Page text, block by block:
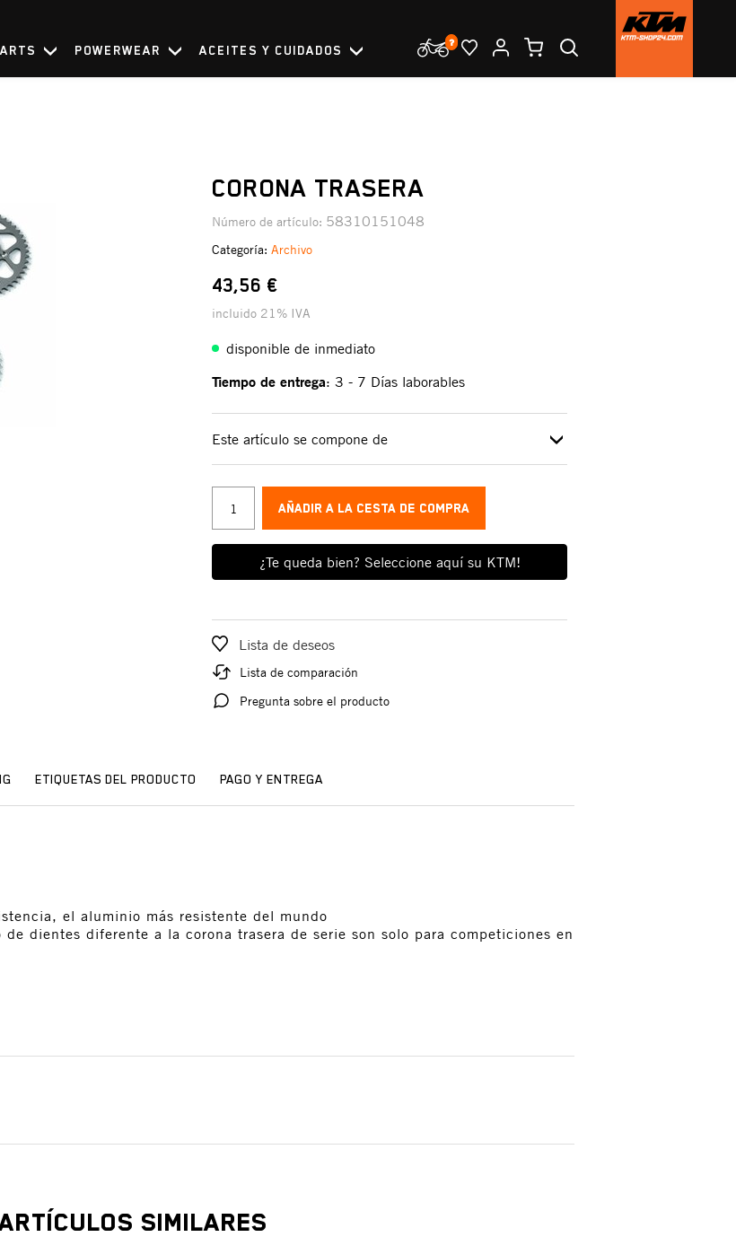
POWERWEAR ACEITES Y CUIDADOS
CORONA TRASERA
Número de artículo: 58310151048
Categoría: Archivo
43,56 €
incluido 21% IVA
disponible de inmediato
Tiempo de entrega: 3 - 7 Días laborables
Este artículo se compone de
¿Te queda bien? Seleccione aquí su KTM!
AÑADIR A LA CESTA DE COMPRA
Lista de deseos
Lista de comparación
Pregunta sobre el producto
ETIQUETAS DEL PRODUCTO PAGO Y ENTREGA
el aluminio más resistente del mundo
dientes diferente a la corona trasera de serie son solo para competiciones en
SIMILARES